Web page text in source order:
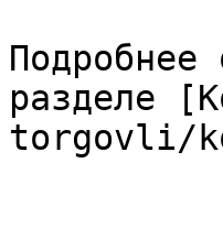
разделе